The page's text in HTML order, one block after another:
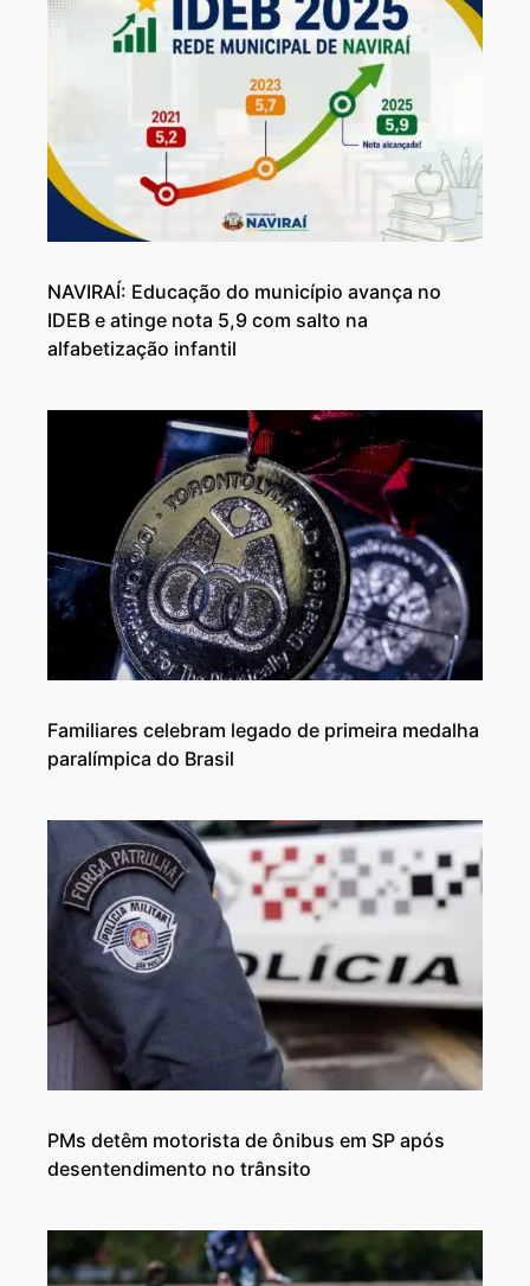
NAVIRAÍ: Educação do município avança no
IDEB e atinge nota 5,9 com salto na
alfabetização infantil
Familiares celebram legado de primeira medalha
paralímpica do Brasil
PMs detêm motorista de ônibus em SP após
desentendimento no trânsito